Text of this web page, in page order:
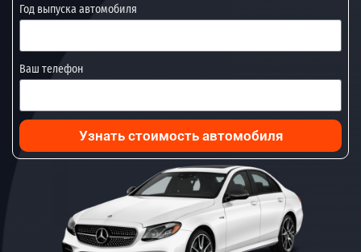
Год выпуска автомобиля
Ваш телефон
Узнать стоимость автомобиля